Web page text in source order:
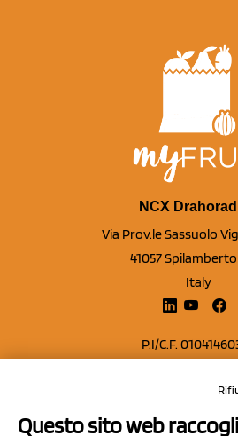
NCX Drahorad
Via Prov.le Sassuolo
41057 Spilamberto
Italy
P.I/C.F.
Capitale sociale Euro
Questo sito web